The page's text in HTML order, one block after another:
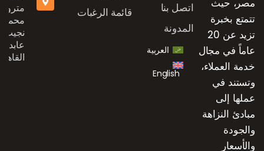
مصر، حيث
تتمتع بخبرة
تزيد عن 20
عاماً في مجال
خدمة العملاء،
وتستند في
عملها إلى
مبادئ النزاهة
والجودة
والأسعار
اتصل بنا
المدونة
العربية
English
قائمة الرغبات
مترو
محمد
نجيب،